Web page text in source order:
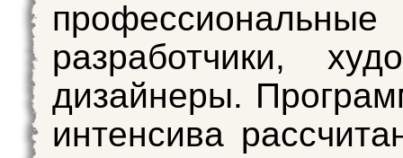
профессиональные
разработчики,
дизайнеры.
интенсива